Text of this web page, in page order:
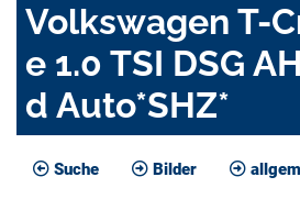
Volkswagen T-
e 1.0 TSI DSG
d Auto*SHZ*
Suche Bilder